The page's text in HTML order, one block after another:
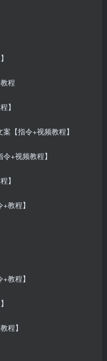
程
】
【指令+视频教程】
+视频教程】
】
教程】
教程】
程】